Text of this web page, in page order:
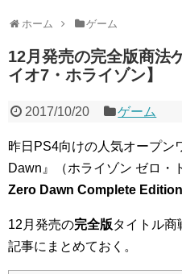
ホーム ゲーム
12月発売の完全版商法
イオ7・ホライゾン】
2017/10/20 ゲーム
昨日PS4向けの人気オープン
Dawn』（ホライゾン ゼロ・
Zero Dawn Complete Edition
12月発売の完全版タイトル商
記事にまとめておく。